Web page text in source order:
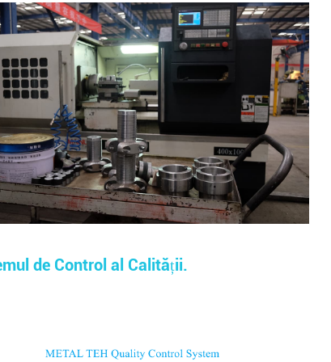
de Control al Calității.